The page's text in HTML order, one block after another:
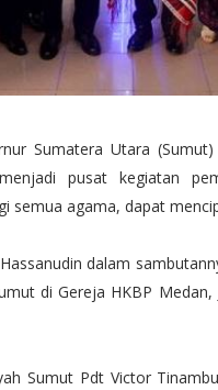
Sumatera Utara
pusat kegiatan
semua agama, dapat
dalam
di Gereja HKBP
Sumut Pdt Victor